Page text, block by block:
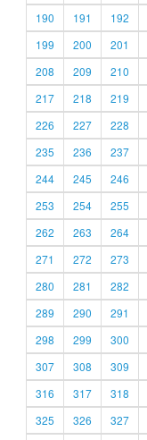
190
191 192
199
200 201
208
209 210
217
218 219
226
227 228
235
236 237
244
245 246
253
254 255
262
263 264
271
272 273
280
281 282
289
290 291
298
299 300
307
308 309
316
317 318
325
326 327